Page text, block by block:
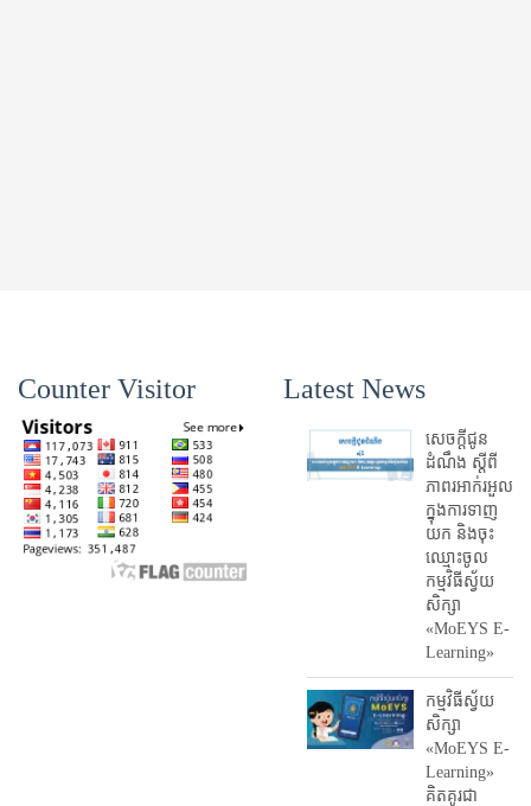
Counter Visitor Latest News
សេចក្តីជូន
ដំណឹង ស្តី​ពី
ភាព​រអាក់រអួល​
ក្នុងការ​ទាញ​
យក និង​ចុះ​
ឈ្មោះ​ចូល​
កម្មវិធី​ស្វ័យ
សិក្សា
«MoEYS E-
Learning»
កម្មវិធីស្វ័យ
សិក្សា
«MoEYS E-
Learning»
គិតគូរជា